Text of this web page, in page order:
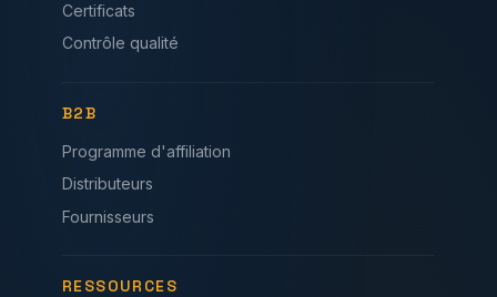
Certificats
Contrôle qualité
B2B
Programme d'affiliation
Distributeurs
Fournisseurs
RESSOURCES